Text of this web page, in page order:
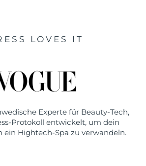
LOVES IT
Experte für Beauty-Tech,
Protokoll entwickelt, um dein
ein Hightech-Spa zu verwandeln.